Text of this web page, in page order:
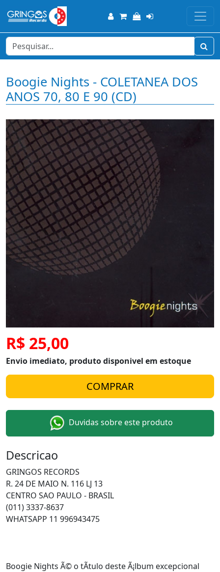
Boogie Nights - COLETANEA DOS
ANOS 70, 80 E 90 (CD)
R$ 25,00
Envio imediato, produto disponivel em estoque
Duvidas sobre este produto
Descricao
GRINGOS RECORDS
R. 24 DE MAIO N. 116 LJ 13
CENTRO SAO PAULO - BRASIL
(011) 3337-8637
WHATSAPP 11 996943475
Boogie Nights Ã© o tÃ­tulo deste Ã¡lbum excepcional